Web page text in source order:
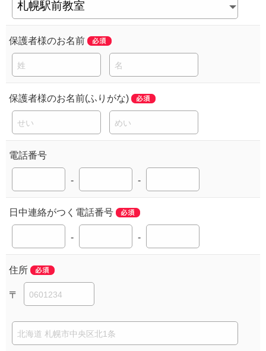
保護者様のお名前
保護者様のお名前(ふりがな)
電話番号
- -
日中連絡がつく電話番号
- -
住所
〒